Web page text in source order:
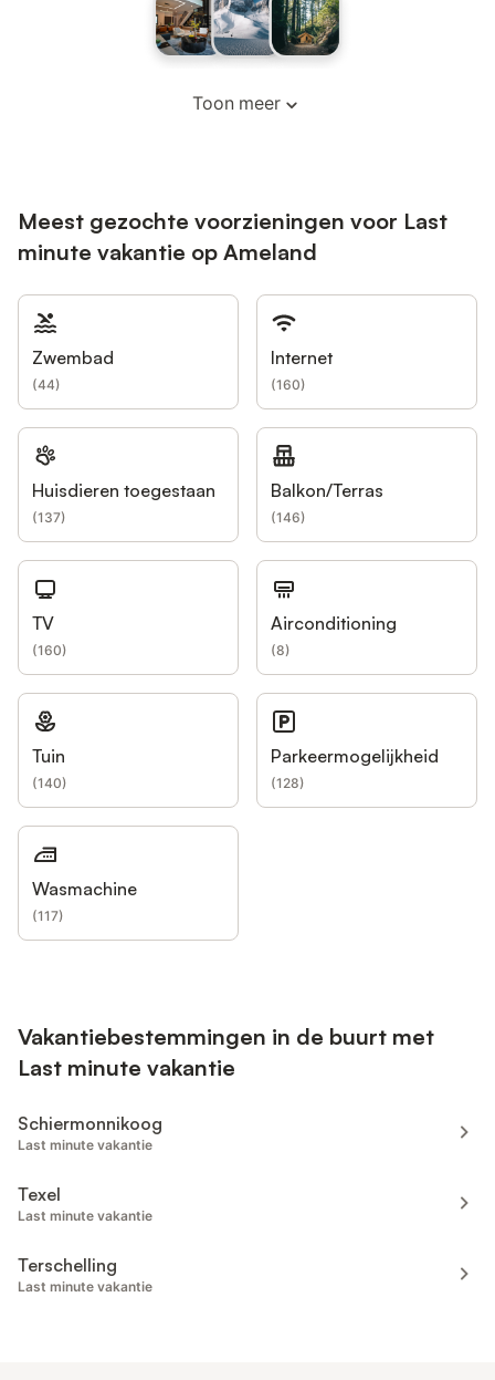
Toon meer
Meest gezochte voorzieningen voor Last
minute vakantie op Ameland
Zwembad
(44)
Internet
(160)
Huisdieren toegestaan
(137)
Balkon/Terras
(146)
TV
(160)
Airconditioning
(8)
Tuin
(140)
Parkeermogelijkheid
(128)
Wasmachine
(117)
Vakantiebestemmingen in de buurt met
Last minute vakantie
Schiermonnikoog
Last minute vakantie
Texel
Last minute vakantie
Terschelling
Last minute vakantie